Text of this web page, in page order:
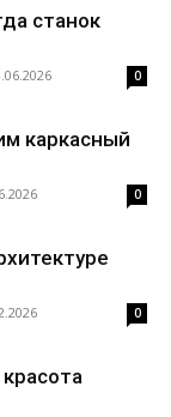
станок
0
каркасный
0
0